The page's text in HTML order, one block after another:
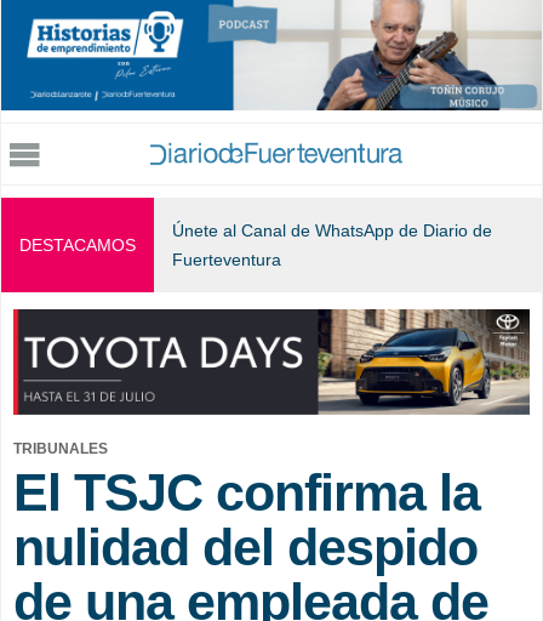
Jump to navigation
DESTACAMOS
Únete al Canal de WhatsApp de Diario de
Fuerteventura
TRIBUNALES
El TSJC confirma la
nulidad del despido
de una empleada de